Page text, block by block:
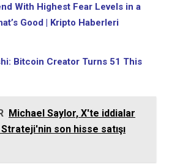
With Highest Fear Levels in a
Good | Kripto Haberleri
Bitcoin Creator Turns 51 This
Michael Saylor, X'te iddialar
son hisse satışı